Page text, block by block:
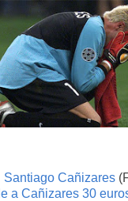
Santiago Cañizares
a Cañizares 30